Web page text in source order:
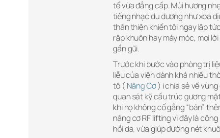
tế vừa đẳng cấp. Mùi hương
tiếng nhạc du dương như xoa
thân thiện khiến tôi ngay lập
rập khuôn hay máy móc, mọi
gần gũi.
Trước khi bước vào phòng trị
liễu của viện dành khá nhiều
tô ( Nâng Cơ) i chia sẻ về vùng
quan sát kỹ cấu trúc gương
khi họ không cố gắng “bán”
nâng cơ RF lifting vì đây là
hồi da, vừa giúp đường nét